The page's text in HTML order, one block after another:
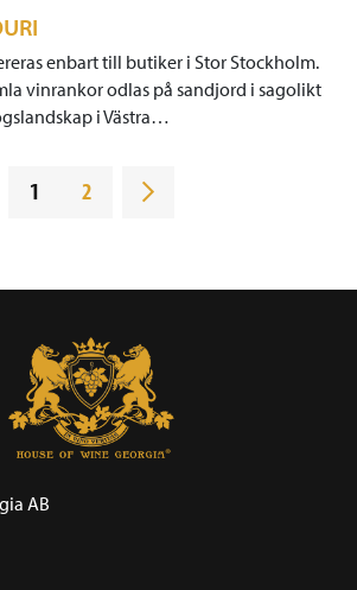
enbart till butiker i Stor Stockholm.
vinrankor odlas på sandjord i sagolikt
i Västra…
1 2
AB